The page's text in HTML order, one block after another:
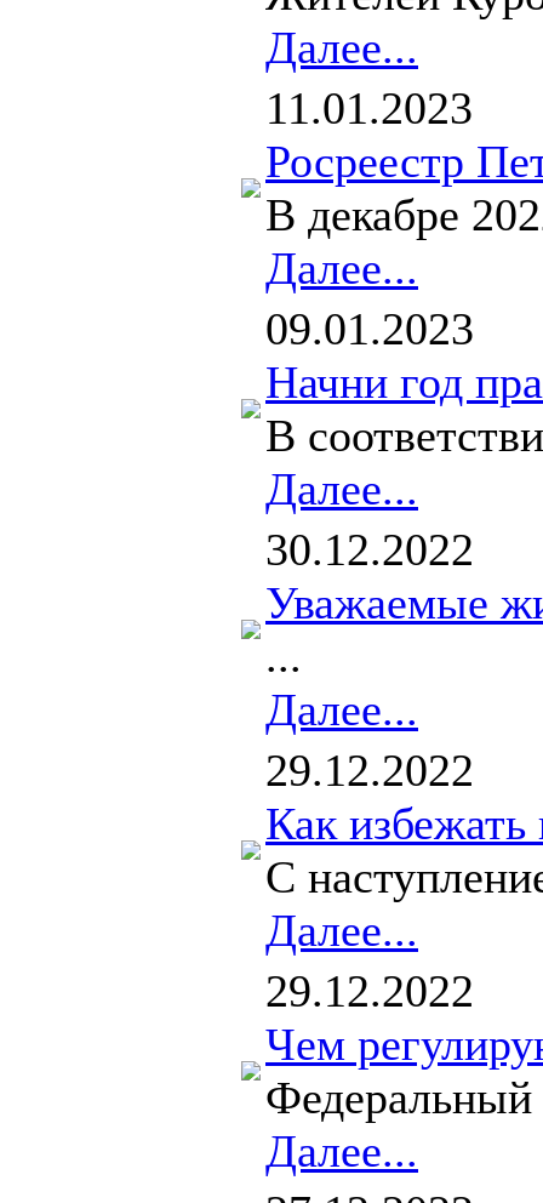
Далее...
11.01.2023
Росреестр
В декабре
Далее...
09.01.2023
Начни год
В
Далее...
30.12.2022
Уважаемые
...
Далее...
29.12.2022
Как избежать
С
Далее...
29.12.2022
Чем
Федеральный
Далее...